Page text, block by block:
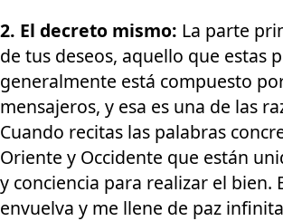
2. El decreto mismo: La parte
de tus deseos, aquello que estas
generalmente está compuesto
mensajeros, y esa es una de las
Cuando recitas las palabras
Oriente y Occidente que están
y conciencia para realizar el
envuelva y me llene de paz